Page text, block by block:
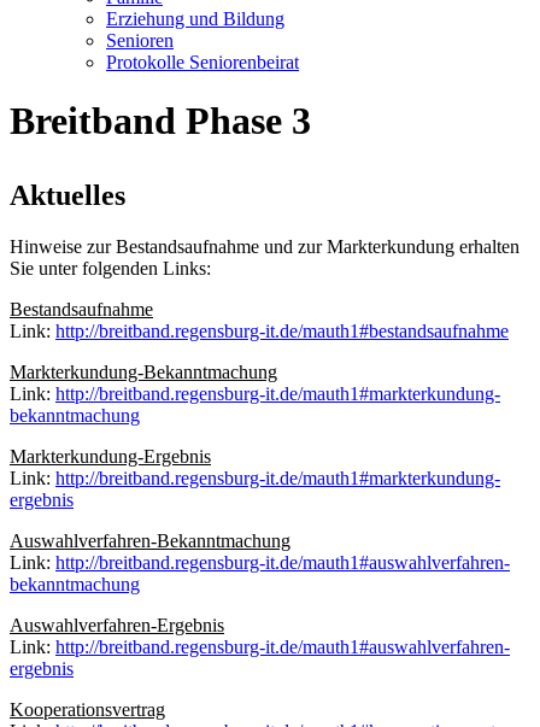
Erziehung und Bildung
Senioren
Protokolle Seniorenbeirat
Breitband Phase 3
Aktuelles
Hinweise zur Bestandsaufnahme und zur Markterkundung erhalten
Sie unter folgenden Links:
Bestandsaufnahme
Link: http://breitband.regensburg-it.de/mauth1#bestandsaufnahme
Markterkundung-Bekanntmachung
Link: http://breitband.regensburg-it.de/mauth1#markterkundung-
bekanntmachung
Markterkundung-Ergebnis
Link: http://breitband.regensburg-it.de/mauth1#markterkundung-
ergebnis
Auswahlverfahren-Bekanntmachung
Link: http://breitband.regensburg-it.de/mauth1#auswahlverfahren-
bekanntmachung
Auswahlverfahren-Ergebnis
Link: http://breitband.regensburg-it.de/mauth1#auswahlverfahren-
ergebnis
Kooperationsvertrag